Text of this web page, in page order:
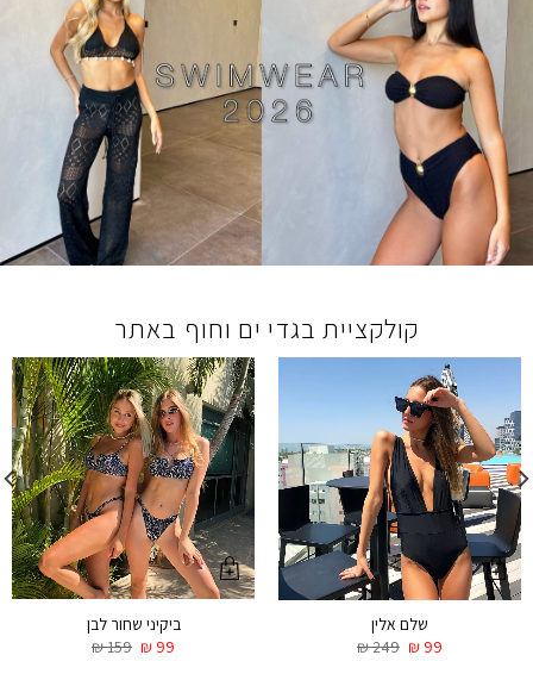
קולקציית בגדי ים וחוף באתר
שלם אלין
₪249 ₪ 99
ביקיני שחור לבן
₪159 ₪ 99